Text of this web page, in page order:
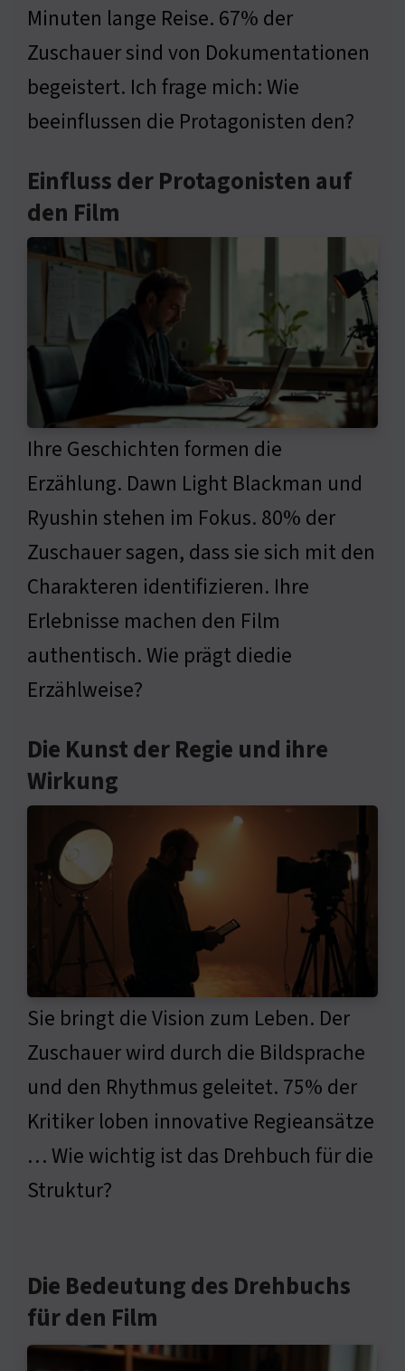
Minuten lange Reise. 67% der
Zuschauer sind von Dokumentationen
begeistert. Ich frage mich: Wie
beeinflussen die Protagonisten den?
Einfluss der Protagonisten auf
den Film
Ihre Geschichten formen die
Erzählung. Dawn Light Blackman und
Ryushin stehen im Fokus. 80% der
Zuschauer sagen, dass sie sich mit den
Charakteren identifizieren. Ihre
Erlebnisse machen den Film
authentisch. Wie prägt diedie
Erzählweise?
Die Kunst der Regie und ihre
Wirkung
Sie bringt die Vision zum Leben. Der
Zuschauer wird durch die Bildsprache
und den Rhythmus geleitet. 75% der
Kritiker loben innovative Regieansätze
… Wie wichtig ist das Drehbuch für die
Struktur?
Die Bedeutung des Drehbuchs
für den Film